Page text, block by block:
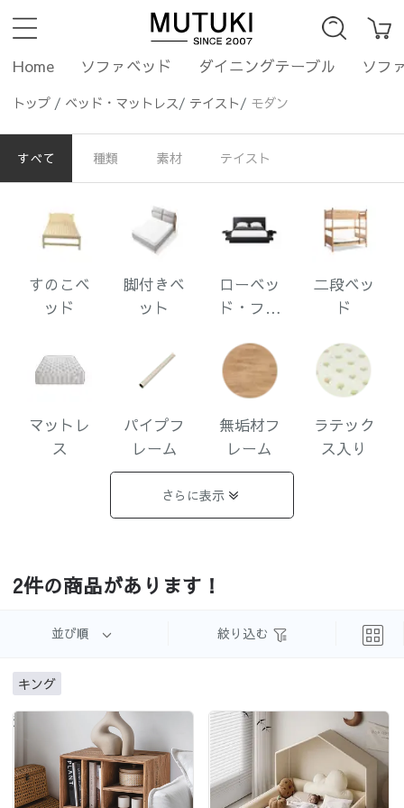
Home ソファベッド ダイニングテーブル ソフ
トップ / ベッド・マットレス/ テイスト/ モダン
すべて 種類 素材 テイスト
すのこベ
ッド
脚付きベ
ット
ローベッ
ド・フロ
二段ベッ
ド
マットレ
ス
パイプフ
レーム
無垢材フ
レーム
ラテック
ス入り
ツファイ
み
さらに表示
2件の商品があります！
並び順 絞り込む
キング
没有更多了